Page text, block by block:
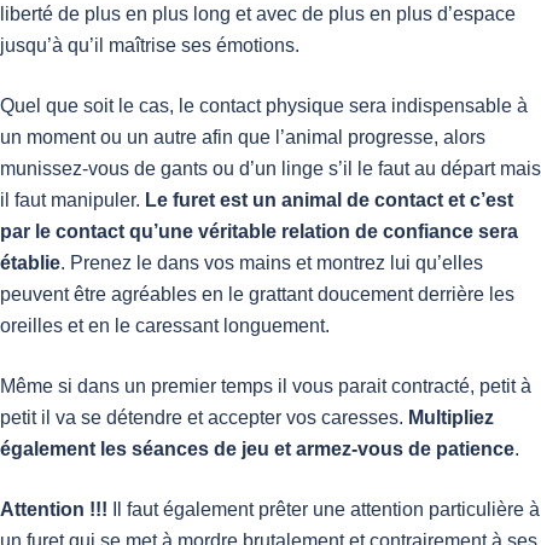
liberté de plus en plus long et avec de plus en plus d’espace
jusqu’à qu’il maîtrise ses émotions.
Quel que soit le cas, le contact physique sera indispensable à
un moment ou un autre afin que l’animal progresse, alors
munissez-vous de gants ou d’un linge s’il le faut au départ mais
il faut manipuler. Le furet est un animal de contact et c’est
par le contact qu’une véritable relation de confiance sera
établie. Prenez le dans vos mains et montrez lui qu’elles
peuvent être agréables en le grattant doucement derrière les
oreilles et en le caressant longuement.
Même si dans un premier temps il vous parait contracté, petit à
petit il va se détendre et accepter vos caresses. Multipliez
également les séances de jeu et armez-vous de patience.
Attention !!! Il faut également prêter une attention particulière à